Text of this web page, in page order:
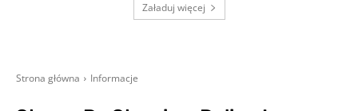
Załaduj więcej